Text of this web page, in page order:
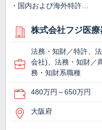
・国内および海外特許…
株式会社フジ医療
法務・知財／特許、
会社)、法務・知財／
務・知財系職種
480万円～650万円
大阪府